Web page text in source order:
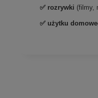
✅ rozrywki (filmy,
✅ użytku